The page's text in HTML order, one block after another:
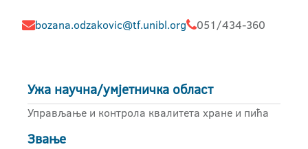
bozana.odzakovic@tf.unibl.org 051/434-360
Ужа научна/умјетничка област
Управљање и контрола квалитета хране и пића
Звање